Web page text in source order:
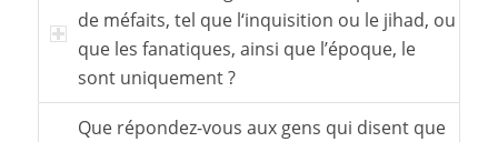
de méfaits, tel que l‘inquisition ou le jihad, ou
que les fanatiques, ainsi que l’époque, le
sont uniquement ?
Que répondez-vous aux gens qui disent que